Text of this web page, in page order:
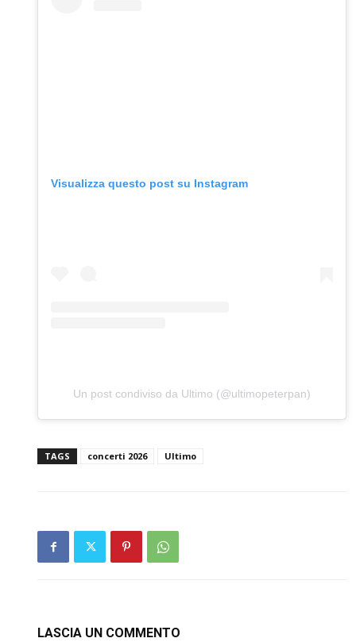
Visualizza questo post su Instagram
Un post condiviso da Ultimo (@ultimopeterpan)
TAGS concerti 2026 Ultimo
LASCIA UN COMMENTO